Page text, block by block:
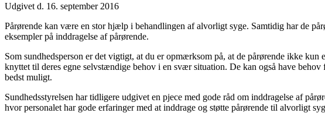
Udgivet d. 16. september 2016
Pårørende kan være en stor hjælp i behandlingen af alvorligt syge. Samtidig har de
eksempler på inddragelse af pårørende.
Som sundhedsperson er det vigtigt, at du er opmærksom på, at de pårørende ikke
knyttet til deres egne selvstændige behov i en svær situation. De kan også have
bedst muligt.
Sundhedsstyrelsen har tidligere udgivet en pjece med gode råd om inddragelse af
hvor personalet har gode erfaringer med at inddrage og støtte pårørende til alvorligt